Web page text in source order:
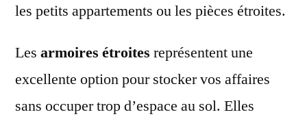
les petits appartements ou les pièces étroites.
Les armoires étroites représentent une
excellente option pour stocker vos affaires
sans occuper trop d’espace au sol. Elles